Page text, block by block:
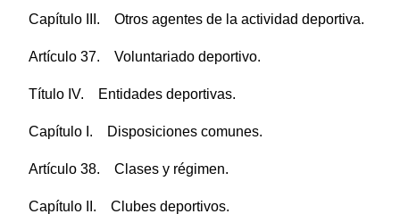
Capítulo III. Otros agentes de la actividad deportiva.
Artículo 37. Voluntariado deportivo.
Título IV. Entidades deportivas.
Capítulo I. Disposiciones comunes.
Artículo 38. Clases y régimen.
Capítulo II. Clubes deportivos.